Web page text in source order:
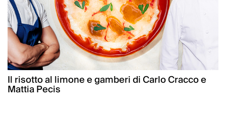
Il risotto al limone e gamberi di Carlo Cracco e
Mattia Pecis